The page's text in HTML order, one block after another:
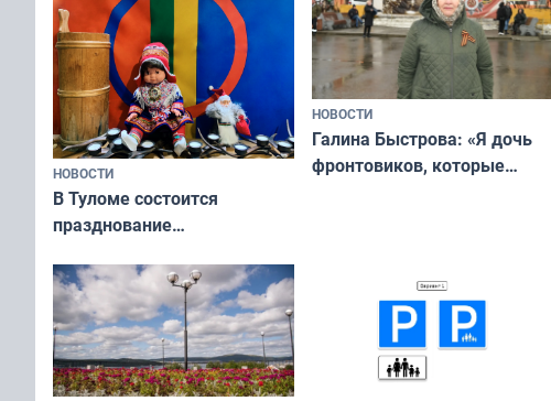
НОВОСТИ
В Туломе состоится
празднование
коренных народов мира
НОВОСТИ
Галина Быстрова: «Я дочь
фронтовиков, которые